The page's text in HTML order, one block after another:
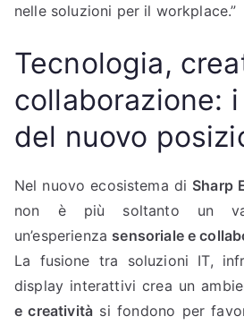
nelle soluzioni per il workplace.”
Tecnologia,
collaborazione:
del nuovo
Nel nuovo ecosistema di Sharp
non è più soltanto un
un’esperienza sensoriale e
La fusione tra soluzioni IT,
display interattivi crea un
e creatività si fondono per